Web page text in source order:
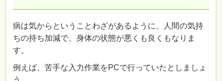
病は気からということわざがあるように、人間の気持
ちの持ち加減で、身体の状態が悪くも良くもなりま
す。
例えば、苦手な入力作業をPCで行っていたとしましょ